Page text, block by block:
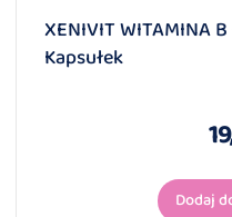
XENIVIT WITAMINA
Kapsułek
Dodaj